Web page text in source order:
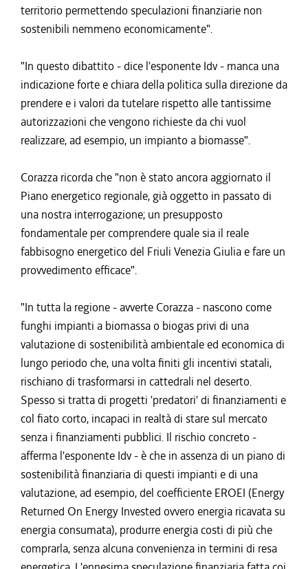
territorio permettendo speculazioni finanziarie non
sostenibili nemmeno economicamente".
"In questo dibattito - dice l'esponente Idv - manca una
indicazione forte e chiara della politica sulla direzione da
prendere e i valori da tutelare rispetto alle tantissime
autorizzazioni che vengono richieste da chi vuol
realizzare, ad esempio, un impianto a biomasse".
Corazza ricorda che "non è stato ancora aggiornato il
Piano energetico regionale, già oggetto in passato di
una nostra interrogazione; un presupposto
fondamentale per comprendere quale sia il reale
fabbisogno energetico del Friuli Venezia Giulia e fare un
provvedimento efficace".
"In tutta la regione - avverte Corazza - nascono come
funghi impianti a biomassa o biogas privi di una
valutazione di sostenibilità ambientale ed economica di
lungo periodo che, una volta finiti gli incentivi statali,
rischiano di trasformarsi in cattedrali nel deserto.
Spesso si tratta di progetti 'predatori' di finanziamenti e
col fiato corto, incapaci in realtà di stare sul mercato
senza i finanziamenti pubblici. Il rischio concreto -
afferma l'esponente Idv - è che in assenza di un piano di
sostenibilità finanziaria di questi impianti e di una
valutazione, ad esempio, del coefficiente EROEI (Energy
Returned On Energy Invested ovvero energia ricavata su
energia consumata), produrre energia costi di più che
comprarla, senza alcuna convenienza in termini di resa